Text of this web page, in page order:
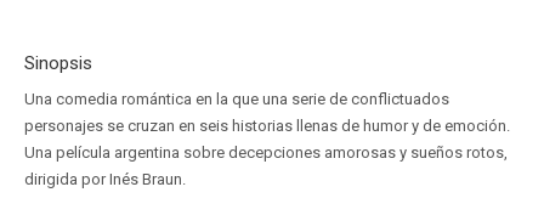
Sinopsis
Una comedia romántica en la que una serie de conflictuados
personajes se cruzan en seis historias llenas de humor y de emoción.
Una película argentina sobre decepciones amorosas y sueños rotos,
dirigida por Inés Braun.